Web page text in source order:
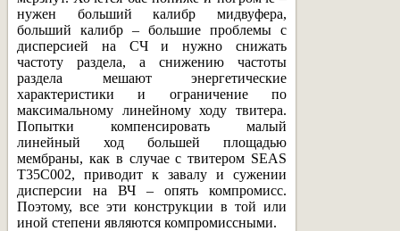
нужен больший калибр мидвуфера,
больший калибр – большие проблемы с
дисперсией на СЧ и нужно снижать
частоту раздела, а снижению частоты
раздела мешают энергетические
характеристики и ограничение по
максимальному линейному ходу твитера.
Попытки компенсировать малый
линейный ход большей площадью
мембраны, как в случае с твитером SEAS
T35C002, приводит к завалу и сужении
дисперсии на ВЧ – опять компромисс.
Поэтому, все эти конструкции в той или
иной степени являются компромиссными.